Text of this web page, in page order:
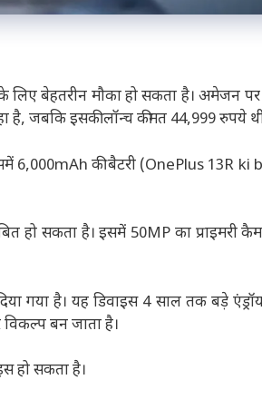
बेहतरीन मौका हो सकता है। अमेजन
जबकि इसकी लॉन्च कीमत 44,999 रुपये
6,000mAh की बैटरी (OnePlus 13R
हो सकता है। इसमें 50MP का प्राइमरी
गया है। यह डिवाइस 4 साल तक बड़े
विकल्प बन जाता है।
हो सकता है।